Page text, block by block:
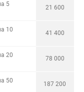
5
21 600
10
41 400
20
78 000
50
187 200